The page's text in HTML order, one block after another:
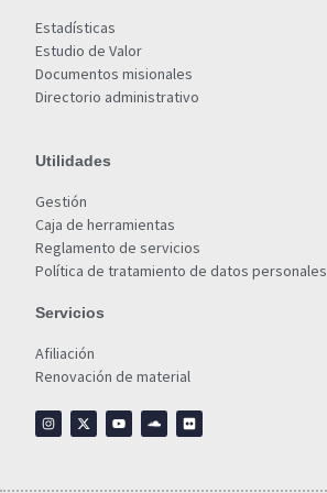
Estadísticas
Estudio de Valor
Documentos misionales
Directorio administrativo
Utilidades
Gestión
Caja de herramientas
Reglamento de servicios
Política de tratamiento de datos personales
Servicios
Afiliación
Renovación de material